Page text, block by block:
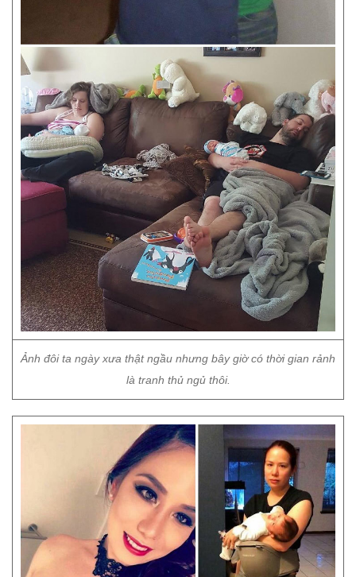
Ảnh đôi ta ngày xưa thật ngầu nhưng bây giờ có thời gian rảnh
là tranh thủ ngủ thôi.